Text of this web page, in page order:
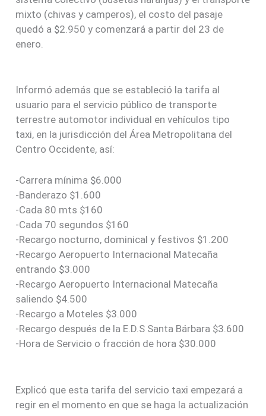
mixto (chivas y camperos), el costo del pasaje
quedó a $2.950 y comenzará a partir del 23 de
enero.
Informó además que se estableció la tarifa al
usuario para el servicio público de transporte
terrestre automotor individual en vehículos tipo
taxi, en la jurisdicción del Área Metropolitana del
Centro Occidente, así:
-Carrera mínima $6.000
-Banderazo $1.600
-Cada 80 mts $160
-Cada 70 segundos $160
-Recargo nocturno, dominical y festivos $1.200
-Recargo Aeropuerto Internacional Matecaña
entrando $3.000
-Recargo Aeropuerto Internacional Matecaña
saliendo $4.500
-Recargo a Moteles $3.000
-Recargo después de la E.D.S Santa Bárbara $3.600
-Hora de Servicio o fracción de hora $30.000
Explicó que esta tarifa del servicio taxi empezará a
regir en el momento en que se haga la actualización